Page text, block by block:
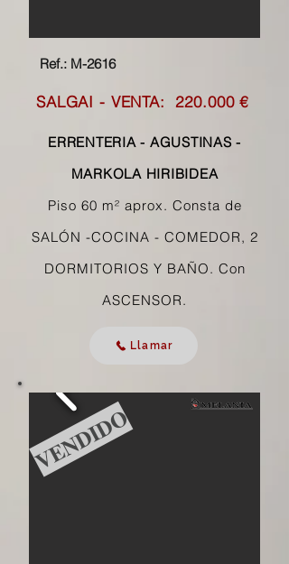
Ref.: M-2616
SALGAI - VENTA: 220.000 €
ERRENTERIA - AGUSTINAS -
MARKOLA HIRIBIDEA
Piso 60 m² aprox. Consta de
SALÓN -COCINA - COMEDOR, 2
DORMITORIOS Y BAÑO. Con
ASCENSOR.
Llamar
VENDIDO